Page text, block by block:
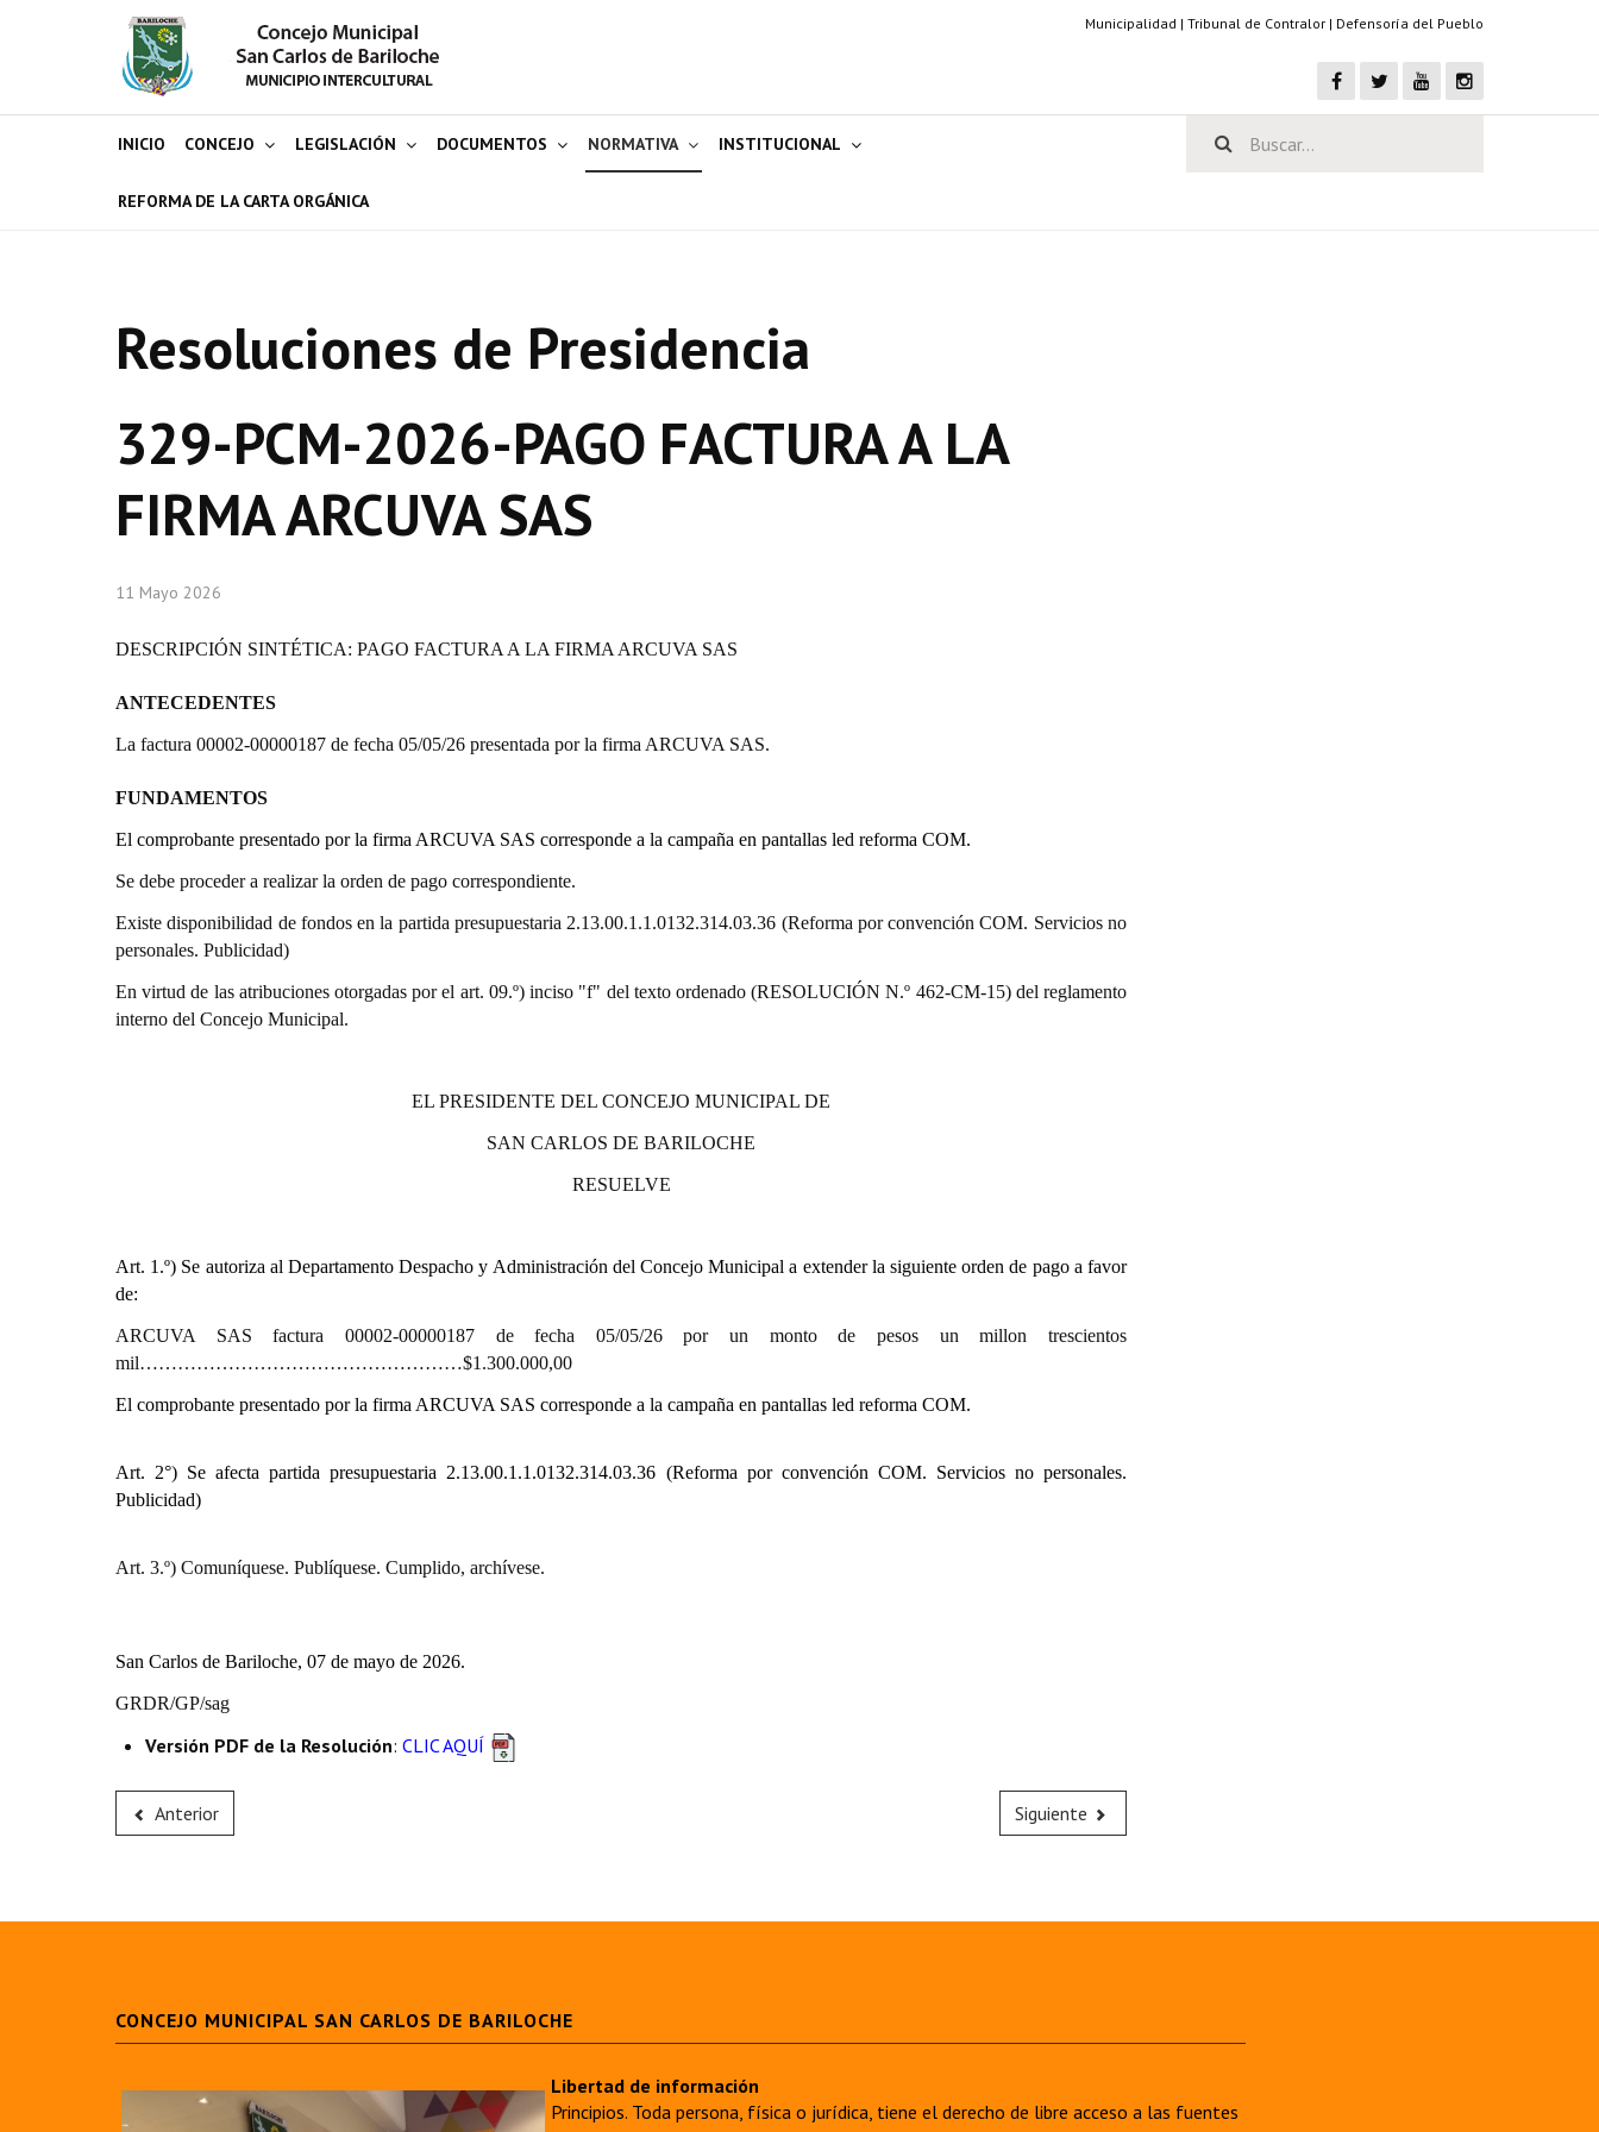
Municipalidad | Tribunal de Contralor | Defensoría del Pueblo
INICIO CONCEJO LEGISLACIÓN DOCUMENTOS NORMATIVA INSTITUCIONAL
REFORMA DE LA CARTA ORGÁNICA
Resoluciones de Presidencia
329-PCM-2026-PAGO FACTURA A LA
FIRMA ARCUVA SAS
11 Mayo 2026
DESCRIPCIÓN SINTÉTICA: PAGO FACTURA A LA FIRMA ARCUVA SAS
ANTECEDENTES
La factura 00002-00000187 de fecha 05/05/26 presentada por la firma ARCUVA SAS.
FUNDAMENTOS
El comprobante presentado por la firma ARCUVA SAS corresponde a la campaña en pantallas led reforma COM.
Se debe proceder a realizar la orden de pago correspondiente.
Existe disponibilidad de fondos en la partida presupuestaria 2.13.00.1.1.0132.314.03.36 (Reforma por convención COM. Servicios no
personales. Publicidad)
En virtud de las atribuciones otorgadas por el art. 09.º) inciso "f" del texto ordenado (RESOLUCIÓN N.º 462-CM-15) del reglamento
interno del Concejo Municipal.
EL PRESIDENTE DEL CONCEJO MUNICIPAL DE
SAN CARLOS DE BARILOCHE
RESUELVE
Art. 1.º) Se autoriza al Departamento Despacho y Administración del Concejo Municipal a extender la siguiente orden de pago a favor
de:
ARCUVA SAS factura 00002-00000187 de fecha 05/05/26 por un monto de pesos un millon trescientos
mil……………………………………………$1.300.000,00
El comprobante presentado por la firma ARCUVA SAS corresponde a la campaña en pantallas led reforma COM.
Art. 2°) Se afecta partida presupuestaria 2.13.00.1.1.0132.314.03.36 (Reforma por convención COM. Servicios no personales.
Publicidad)
Art. 3.º) Comuníquese. Publíquese. Cumplido, archívese.
San Carlos de Bariloche, 07 de mayo de 2026.
GRDR/GP/sag
Versión PDF de la Resolución: CLIC AQUÍ
Anterior Siguiente
CONCEJO MUNICIPAL SAN CARLOS DE BARILOCHE
Libertad de información
Principios. Toda persona, física o jurídica, tiene el derecho de libre acceso a las fuentes